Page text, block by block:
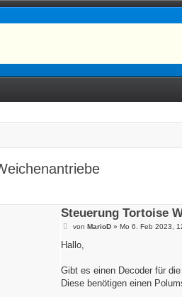
Steuerung Tortoise
B
i
a
von MarioD» Mo 6. Feb 2023,
Hallo,
Gibt es einen Decoder für
Diese benötigen einen